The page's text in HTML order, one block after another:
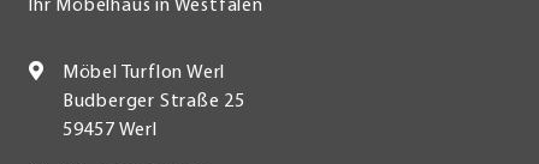
Ihr Möbelhaus in Westfalen
Möbel Turflon Werl
Budberger Straße 25
59457 Werl